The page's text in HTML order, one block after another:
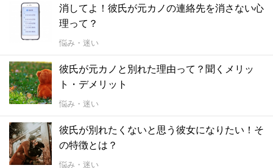
消してよ！彼氏が元カノの連絡先を消さない心
理って？
悩み・迷い
彼氏が元カノと別れた理由って？聞くメリッ
ト・デメリット
悩み・迷い
彼氏が別れたくないと思う彼女になりたい！そ
の特徴とは？
悩み・迷い